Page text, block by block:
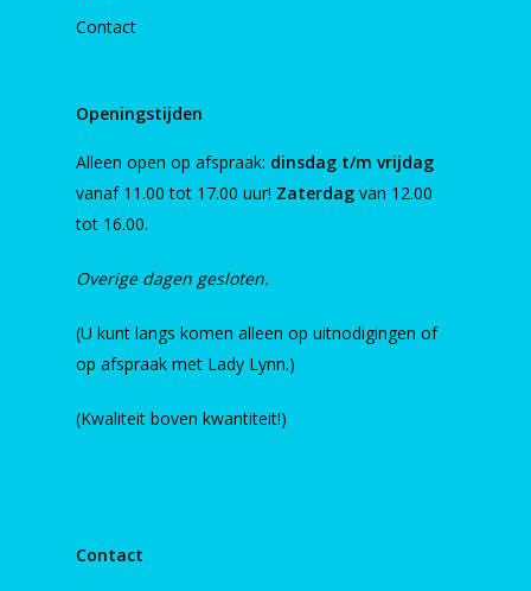
Contact
Openingstijden
Alleen open op afspraak: dinsdag t/m vrijdag
vanaf 11.00 tot 17.00 uur! Zaterdag van 12.00
tot 16.00.
Overige dagen gesloten.
(U kunt langs komen alleen op uitnodigingen of
op afspraak met Lady Lynn.)
(Kwaliteit boven kwantiteit!)
Contact